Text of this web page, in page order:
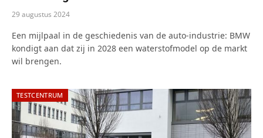
29 augustus 2024
Een mijlpaal in de geschiedenis van de auto-industrie: BMW
kondigt aan dat zij in 2028 een waterstofmodel op de markt
wil brengen.
TESTCENTRUM